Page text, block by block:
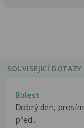
SOUVISEJÍCÍ DOTAZY
Bolest
Dobrý den,
před...